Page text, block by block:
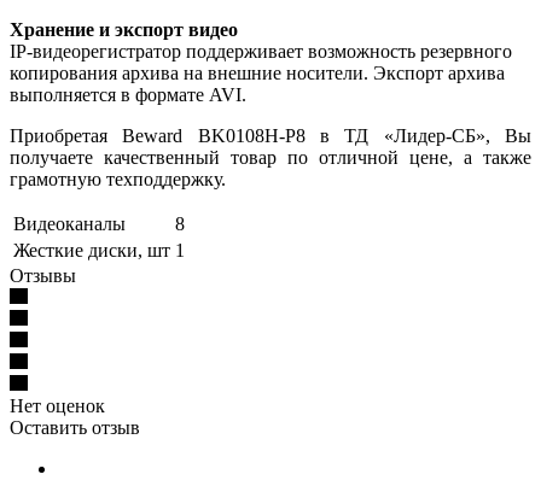
Хранение и экспорт видео
IP-видеорегистратор поддерживает возможность резервного
копирования архива на внешние носители. Экспорт архива
выполняется в формате AVI.
Приобретая Beward BK0108H-P8 в ТД «Лидер-СБ», Вы
получаете качественный товар по отличной цене, а также
грамотную техподдержку.
Видеоканалы
8
Жесткие диски, шт 1
Отзывы
Нет оценок
Оставить отзыв